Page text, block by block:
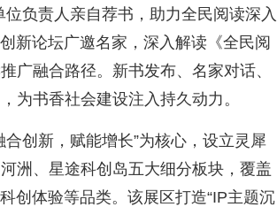
负责人亲自荐书，助力全民阅读深入
新论坛广邀名家，深入解读《全民阅
广融合路径。新书发布、名家对话、
为书香社会建设注入持久动力。
创新，赋能增长”为核心，设立灵犀
洲、星途科创岛五大细分板块，覆盖
创体验等品类。该展区打造“IP主题沉